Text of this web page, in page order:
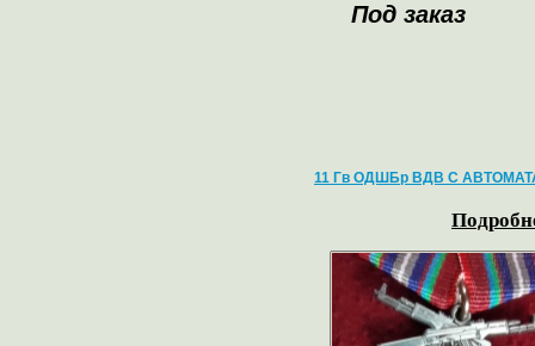
Под заказ
11 Гв ОДШБр ВДВ С